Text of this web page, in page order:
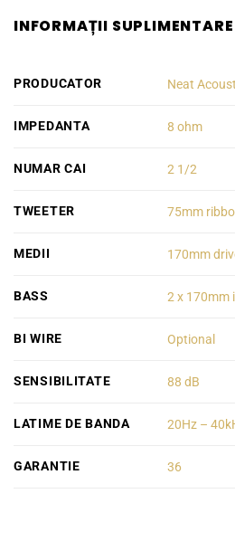
INFORMAȚII SUPLIMENTARE
PRODUCATOR Neat
IMPEDANTA 8 ohm
NUMAR CAI 2 1/2
TWEETER 75mm
MEDII 170mm
BASS 2 x 170mm
BI WIRE Optional
SENSIBILITATE 88 dB
LATIME DE BANDA 20Hz –
GARANTIE 36